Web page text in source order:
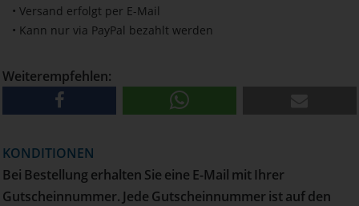
• Versand erfolgt per E-Mail
• Kann nur via PayPal bezahlt werden
Weiterempfehlen:
KONDITIONEN
Bei Bestellung erhalten Sie eine E-Mail mit Ihrer
Gutscheinnummer. Jede Gutscheinnummer ist auf den